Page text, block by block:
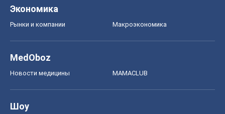
Экономика
Рынки и компании Mакроэкономика
MedOboz
Новости медицины MAMACLUB
Шоу